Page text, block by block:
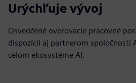
Urýchľuje vývoj
Osvedčené overovacie pracovné
dispozícii aj partnerom spoločnosti
celom ekosystéme AI.